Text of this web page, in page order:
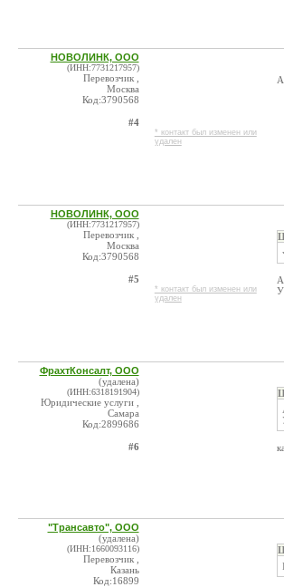
НОВОЛИНК, ООО
(ИНН:7731217957)
Перевозчик ,
Москва
Код:3790568
#4
* контакт был изменен или
удален
НОВОЛИНК, ООО
(ИНН:7731217957)
Перевозчик ,
Москва
Код:3790568
#5
* контакт был изменен или
удален
ФрахтКонсалт, ООО
(удалена)
(ИНН:6318191904)
Юридические услуги ,
Самара
Код:2899686
#6
"Трансавто", ООО
(удалена)
(ИНН:1660093116)
Перевозчик ,
Казань
Код:16899